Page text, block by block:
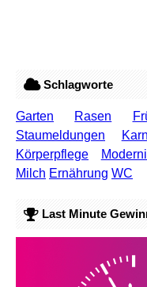
Schlagworte
Garten Rasen
Staumeldungen
Körperpflege
Milch Ernährung WC
Last Minute